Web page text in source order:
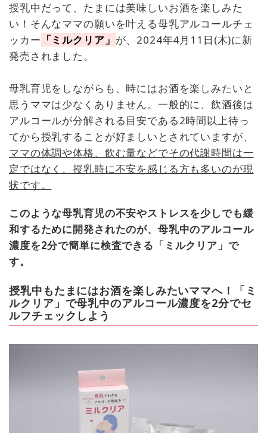
授乳中だって、たまには美味しいお酒を楽しみた
い！そんなママの願いを叶える母乳アルコールチェ
ッカー 「ミルクリア」 が、2024年4月11日(木)に新
発売されました。
母乳育児をしながらも、時にはお酒を楽しみたいと
思うママは少なくありません。一般的に、飲酒後は
アルコールが分解される目安である2時間以上待っ
てから授乳することが好ましいとされていますが、
ママの体調や体格、飲む量などでその代謝時間は一
定ではなく、授乳時に不安を感じる方も多いのが現
状です。
このような母乳育児の不安やストレスを少しでも緩
和するために開発されたのが、母乳中のアルコール
濃度を2分で簡単に検査できる「ミルクリア」で
す。
授乳中もたまにはお酒を楽しみたいママへ！「ミ
ルクリア」で母乳中のアルコール濃度を2分でセ
ルフチェックしよう